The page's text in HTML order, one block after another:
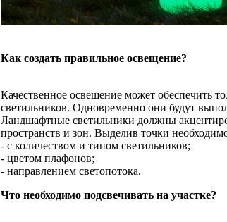
Как создать правильное освещение?
Качественное освещение может обеспечить
светильников. Одновременно они будут
Ландшафтные светильники должны
пространств и зон. Выделив точки
- с количеством и типом светильников;
- цветом плафонов;
- направлением светопотока.
Что необходимо подсвечивать на участке?